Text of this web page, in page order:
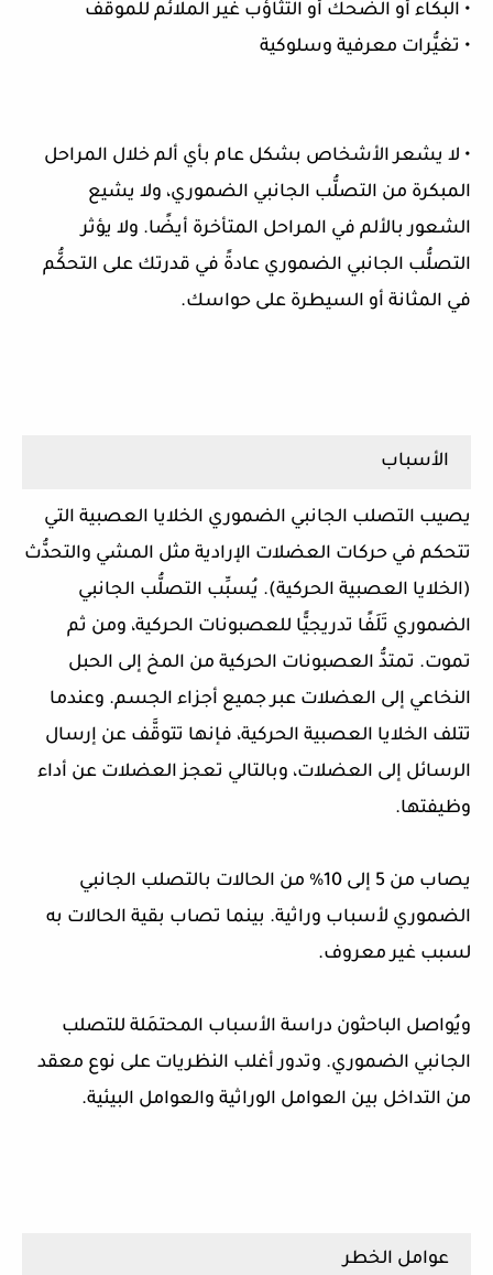
• البكاء أو الضحك أو التثاؤُب غير الملائم للموقف
• تغيُّرات معرفية وسلوكية
• لا يشعر الأشخاص بشكل عام بأي ألم خلال المراحل
المبكرة من التصلُّب الجانبي الضموري، ولا يشيع
الشعور بالألم في المراحل المتأخرة أيضًا. ولا يؤثر
التصلُّب الجانبي الضموري عادةً في قدرتك على التحكُّم
في المثانة أو السيطرة على حواسك.
الأسباب
يصيب التصلب الجانبي الضموري الخلايا العصبية التي
تتحكم في حركات العضلات الإرادية مثل المشي والتحدُّث
(الخلايا العصبية الحركية). يُسبِّب التصلُّب الجانبي
الضموري تَلَفًا تدريجيًّا للعصبونات الحركية، ومن ثم
تموت. تمتدُّ العصبونات الحركية من المخ إلى الحبل
النخاعي إلى العضلات عبر جميع أجزاء الجسم. وعندما
تتلف الخلايا العصبية الحركية، فإنها تتوقَّف عن إرسال
الرسائل إلى العضلات، وبالتالي تعجز العضلات عن أداء
وظيفتها.
يصاب من 5 إلى 10% من الحالات بالتصلب الجانبي
الضموري لأسباب وراثية. بينما تصاب بقية الحالات به
لسبب غير معروف.
ويُواصل الباحثون دراسة الأسباب المحتمَلة للتصلب
الجانبي الضموري. وتدور أغلب النظريات على نوع معقد
من التداخل بين العوامل الوراثية والعوامل البيئية.
عوامل الخطر